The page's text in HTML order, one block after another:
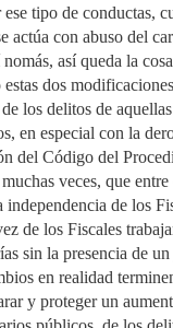
tipo de conductas,
actúa con abuso del
así queda la
dos
los delitos de
en especial con la
del Código del
veces, que entre
independencia de los
de los Fiscales
sin la presencia de
en realidad
y proteger un